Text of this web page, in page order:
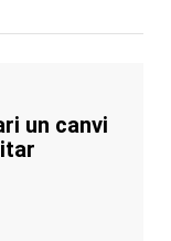
un canvi